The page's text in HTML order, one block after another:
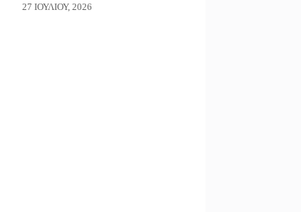
27 ΙΟΥΛΊΟΥ, 2026